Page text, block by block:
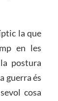
la que
en les
postura
guerra és
cosa